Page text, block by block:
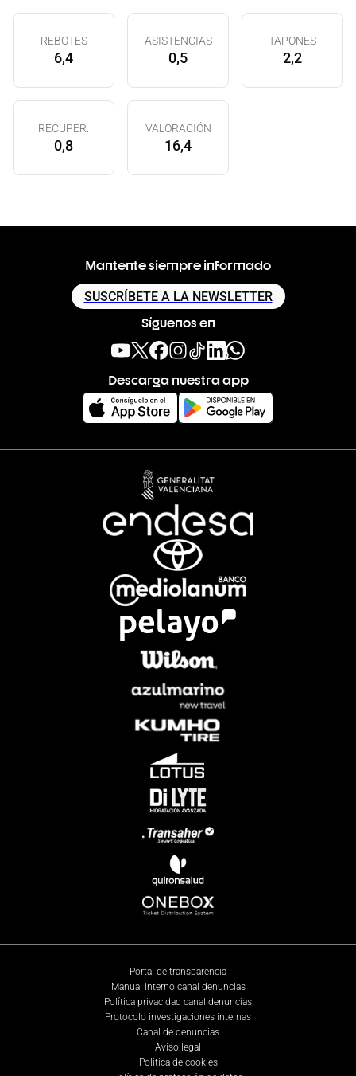
REBOTES
6,4
ASISTENCIAS
0,5
TAPONES
2,2
RECUPER.
0,8
VALORACIÓN
16,4
Mantente siempre informado
SUSCRÍBETE A LA NEWSLETTER
Síguenos en
Descarga nuestra app
Portal de transparencia
Manual interno canal denuncias
Política privacidad canal denuncias
Protocolo investigaciones internas
Canal de denuncias
Aviso legal
Política de cookies